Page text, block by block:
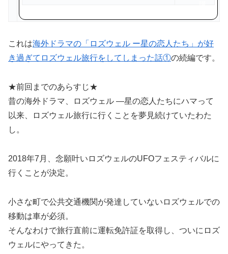
入
これは海外ドラマの「ロズウェル ー星の恋人たち」が好
き過ぎてロズウェル旅行をしてしまった話①の続編です。
★前回までのあらすじ★
昔の海外ドラマ、ロズウェル ―星の恋人たちにハマって
以来、ロズウェル旅行に行くことを夢見続けていたわた
し。
2018年7月、念願叶いロズウェルのUFOフェスティバルに
行くことが決定。
小さな町で公共交通機関が発達していないロズウェルでの
移動は車が必須。
そんなわけで旅行直前に運転免許証を取得し、ついにロズ
ウェルにやってきた。